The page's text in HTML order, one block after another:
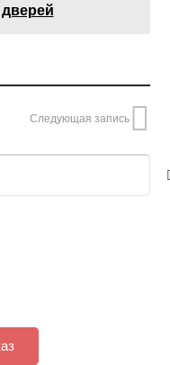
Следующая запись